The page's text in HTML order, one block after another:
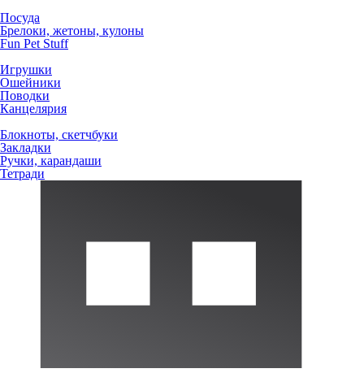
Посуда
Брелоки, жетоны, кулоны
Fun Pet Stuff
Игрушки
Ошейники
Поводки
Канцелярия
Блокноты, скетчбуки
Закладки
Ручки, карандаши
Тетради